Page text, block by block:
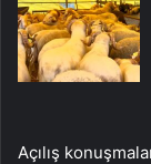
Açılış